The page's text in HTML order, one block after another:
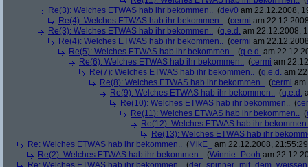
Re(3): Welches ETWAS hab ihr bekommen.. (dev0 am 22.12.2008,
Re(4): Welches ETWAS hab ihr bekommen.. (cermi am
Re(3): Welches ETWAS hab ihr bekommen.. (q.e.d. am 22.12.2008,
Re(4): Welches ETWAS hab ihr bekommen.. (cermi am
Re(5): Welches ETWAS hab ihr bekommen.. (q.e.d. am
Re(6): Welches ETWAS hab ihr bekommen.. (cermi am
Re(7): Welches ETWAS hab ihr bekommen.. (q.e.d. am
Re(8): Welches ETWAS hab ihr bekommen.. (cermi am
Re(9): Welches ETWAS hab ihr bekommen.. (q.e.d.
Re(10): Welches ETWAS hab ihr bekommen.. (
Re(11): Welches ETWAS hab ihr bekommen.. (
Re(12): Welches ETWAS hab ihr
Re(13): Welches ETWAS hab ihr
Re: Welches ETWAS hab ihr bekommen.. (MikE_
am 22.12.2008,
Re(2): Welches ETWAS hab ihr bekommen.. (Winnie_Pooh am
Re: Welches ETWAS hab ihr bekommen.. (